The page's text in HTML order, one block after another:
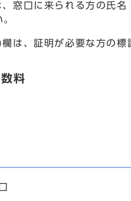
窓口に来られる方の氏名
は、証明が必要な方の
料